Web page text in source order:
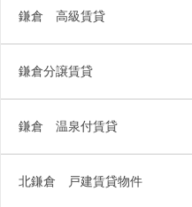
鎌倉 高級賃貸
鎌倉分譲賃貸
鎌倉 温泉付賃貸
北鎌倉 戸建賃貸物件